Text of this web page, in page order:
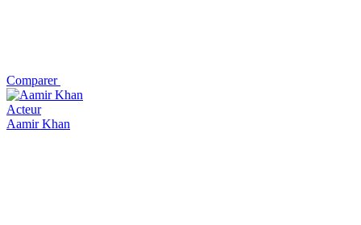
Comparer
Acteur
Aamir Khan